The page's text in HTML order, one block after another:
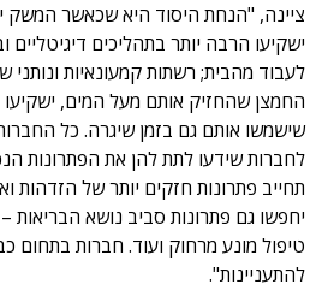
ציינה, "הנחת היסוד היא שכאשר המשק
ישקיעו הרבה יותר בתהליכים דיגיטליים
לעבוד מהבית; רשתות קמעונאיות ונותני
החמצן שהחזיק אותם מעל המים, ישקיעו
שישמשו אותם גם בזמן שיגרה. כל
לחברות שידעו לתת להן את הפתרונות
תחייב פתרונות חזקים יותר של הזדהות
יחפשו גם פתרונות סביב נושא הבריאות –
טיפול מונע מרחוק ועוד. חברות בתחום
להתעניינות".